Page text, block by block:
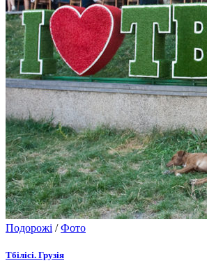
Подорожі /Фото
Тбілісі. Грузія